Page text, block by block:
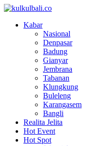
Kabar
Nasional
Denpasar
Badung
Gianyar
Jembrana
Tabanan
Klungkung
Buleleng
Karangasem
Bangli
Realita Jelita
Hot Event
Hot Spot